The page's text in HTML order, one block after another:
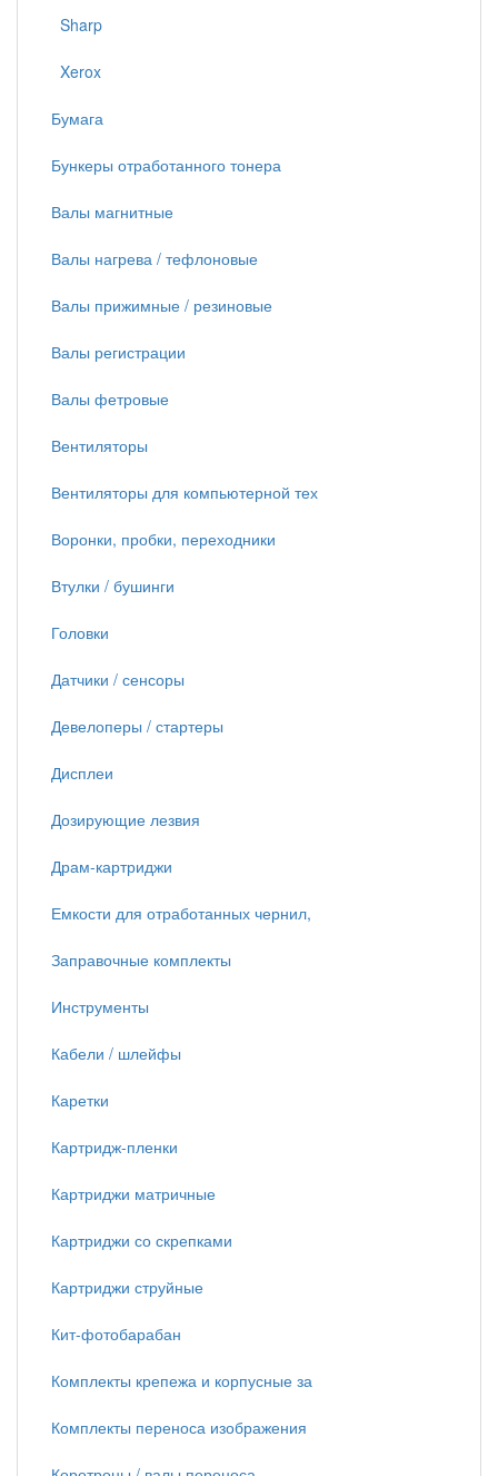
Sharp
Xerox
Бумага
Бункеры отработанного тонера
Валы магнитные
Валы нагрева / тефлоновые
Валы прижимные / резиновые
Валы регистрации
Валы фетровые
Вентиляторы
Вентиляторы для компьютерной тех
Воронки, пробки, переходники
Втулки / бушинги
Головки
Датчики / сенсоры
Девелоперы / стартеры
Дисплеи
Дозирующие лезвия
Драм-картриджи
Емкости для отработанных чернил,
Заправочные комплекты
Инструменты
Кабели / шлейфы
Каретки
Картридж-пленки
Картриджи матричные
Картриджи со скрепками
Картриджи струйные
Кит-фотобарабан
Комплекты крепежа и корпусные за
Комплекты переноса изображения